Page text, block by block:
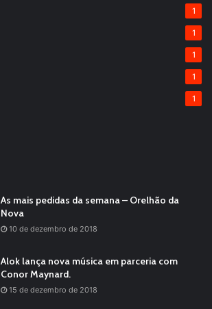
1
1
1
1
1
As mais pedidas da semana – Orelhão da
Nova
10 de dezembro de 2018
Alok lança nova música em parceria com
Conor Maynard.
15 de dezembro de 2018